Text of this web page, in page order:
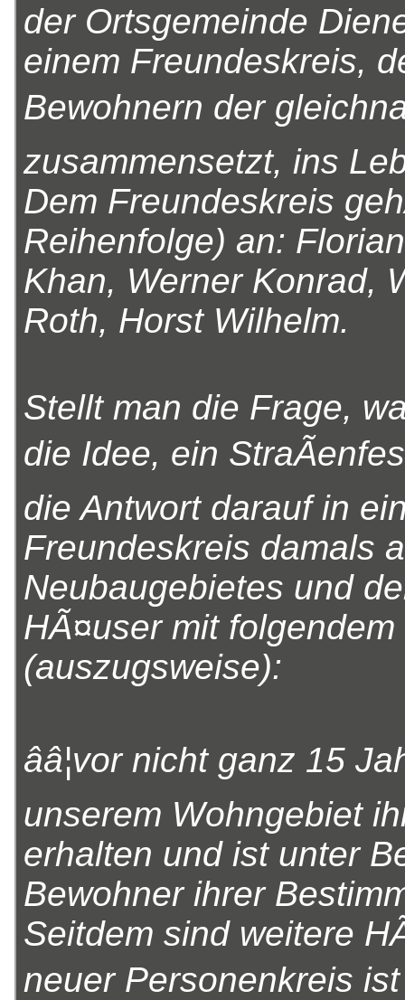
der Ortsgemeinde
einem Freundeskreis,
Bewohnern der
zusammensetzt, ins
Dem Freundeskreis
Reihenfolge) an:
Khan, Werner Konrad,
Roth, Horst Wilhelm.
Stellt man die Frage,
die Idee, ein
die Antwort darauf in
Freundeskreis damals
Neubaugebietes und
HÃ¤user mit
(auszugsweise):
ââ¦vor nicht ganz 15
unserem Wohngebiet
erhalten und ist unter
Bewohner ihrer
Seitdem sind weitere
neuer Personenkreis ist